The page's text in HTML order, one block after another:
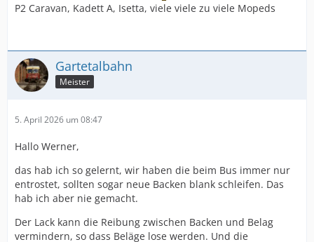
P2 Caravan, Kadett A, Isetta, viele viele zu viele Mopeds
Gartetalbahn
Meister
5. April 2026 um 08:47
Hallo Werner,
das hab ich so gelernt, wir haben die beim Bus immer nur
entrostet, sollten sogar neue Backen blank schleifen. Das
hab ich aber nie gemacht.
Der Lack kann die Reibung zwischen Backen und Belag
vermindern, so dass Beläge lose werden. Und die